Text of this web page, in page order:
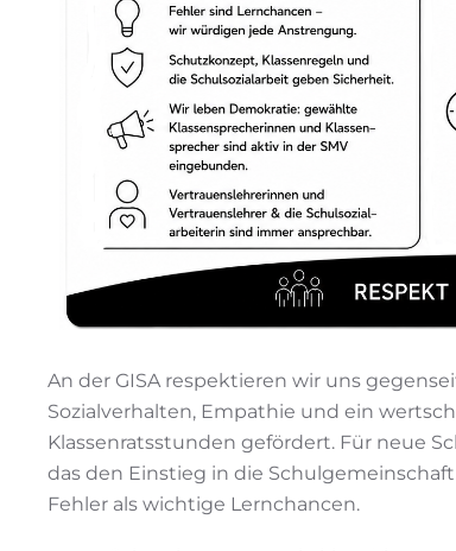
An der GISA respektieren wir uns
Sozialverhalten, Empathie und ein
Klassenratsstunden gefördert. Für neue
das den Einstieg in die
Fehler als wichtige Lernchancen.